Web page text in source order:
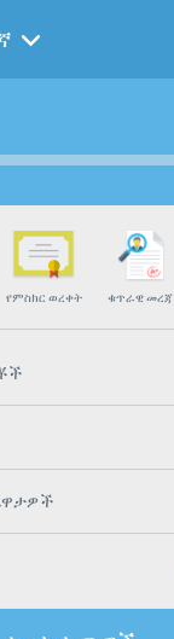
የምስክር ወረቀት ቁጥራዊ መረጃ